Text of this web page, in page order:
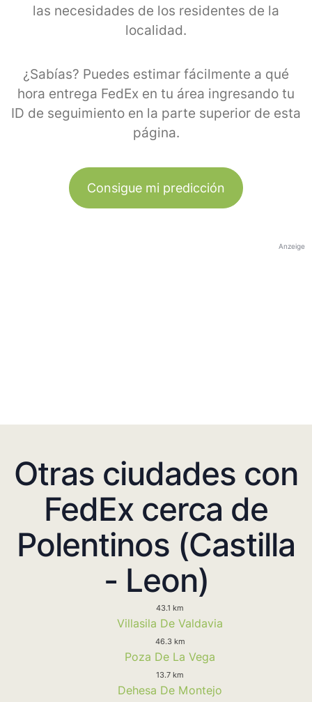
las necesidades de los residentes de la
localidad.
¿Sabías? Puedes estimar fácilmente a qué
hora entrega FedEx en tu área ingresando tu
ID de seguimiento en la parte superior de esta
página.
Consigue mi predicción
Anzeige
Otras ciudades con
FedEx cerca de
Polentinos (Castilla
- Leon)
43.1 km
Villasila De Valdavia
46.3 km
Poza De La Vega
13.7 km
Dehesa De Montejo